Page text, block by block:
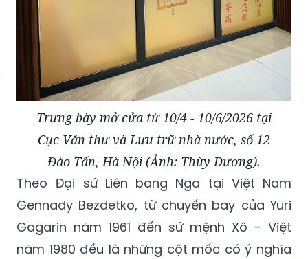
Trưng bày mở cửa từ 10/4 - 10/6/2026 tại
Cục Văn thư và Lưu trữ nhà nước, số 12
Đào Tấn, Hà Nội (Ảnh: Thùy Dương).
Theo Đại sứ Liên bang Nga tại Việt Nam
Gennady Bezdetko, từ chuyến bay của Yuri
Gagarin năm 1961 đến sứ mệnh Xô - Việt
năm 1980 đều là những cột mốc có ý nghĩa